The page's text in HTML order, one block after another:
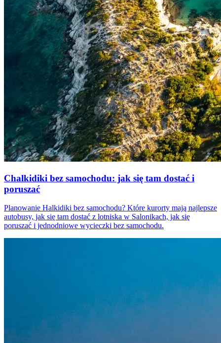
Chalkidiki bez samochodu: jak się tam dostać i
poruszać
Planowanie Halkidiki bez samochodu? Które kurorty mają najlepsze
autobusy, jak się tam dostać z lotniska w Salonikach, jak się
poruszać i jednodniowe wycieczki bez samochodu.